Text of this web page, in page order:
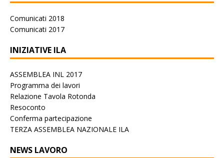
Comunicati 2018
Comunicati 2017
INIZIATIVE ILA
ASSEMBLEA INL 2017
Programma dei lavori
Relazione Tavola Rotonda
Resoconto
Conferma partecipazione
TERZA ASSEMBLEA NAZIONALE ILA
NEWS LAVORO